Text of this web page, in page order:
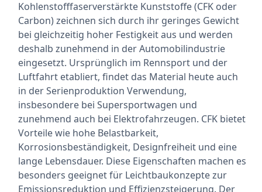
Kohlenstofffaserverstärkte Kunststoffe (CFK oder
Carbon) zeichnen sich durch ihr geringes Gewicht
bei gleichzeitig hoher Festigkeit aus und werden
deshalb zunehmend in der Automobilindustrie
eingesetzt. Ursprünglich im Rennsport und der
Luftfahrt etabliert, findet das Material heute auch
in der Serienproduktion Verwendung,
insbesondere bei Supersportwagen und
zunehmend auch bei Elektrofahrzeugen. CFK bietet
Vorteile wie hohe Belastbarkeit,
Korrosionsbeständigkeit, Designfreiheit und eine
lange Lebensdauer. Diese Eigenschaften machen es
besonders geeignet für Leichtbaukonzepte zur
Emissionsreduktion und Effizienzsteigerung. Der